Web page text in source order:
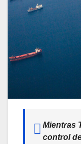
Mientras
control